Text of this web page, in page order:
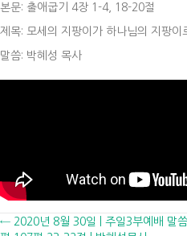
본문: 출애굽기 4장 1-4, 18-20절
제목: 모세의 지팡이가 하나님의 지팡이
말씀: 박혜성 목사
← 2020년 8월 30일 | 주일3부예배 말씀